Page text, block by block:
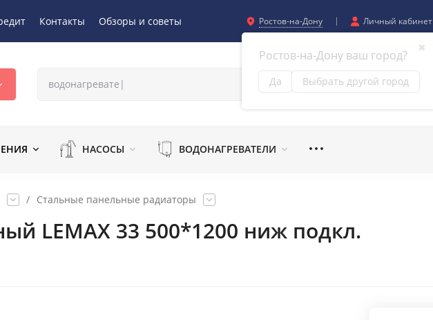
Контакты Обзоры и советы Ростов-на-Дону
✖
Ростов-на-Дону ваш город?
Да Выбрать другой город
Личный кабинет
НАСОСЫ ВОДОНАГРЕВАТЕЛИ
/ Стальные панельные радиаторы
LEMAX 33 500*1200 ниж подкл.